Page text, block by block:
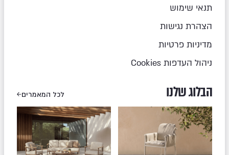
תנאי שימוש
הצהרת נגישות
מדיניות פרטיות
ניהול העדפות Cookies
הבלוג שלנו לכל המאמרים